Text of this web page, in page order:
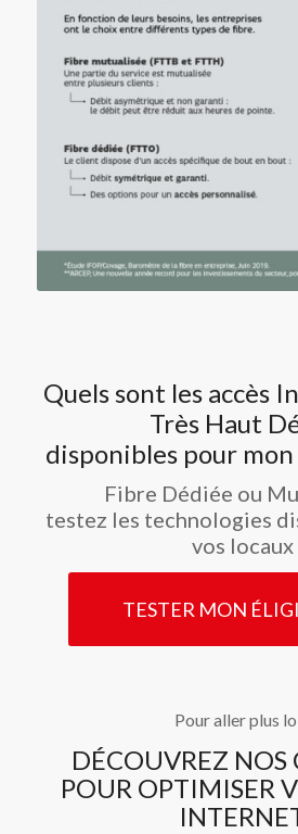
Quels sont les accès
Très Haut
disponibles pour
Fibre Dédiée ou
testez les technologies
vos locaux
TESTER MON
Pour aller plus
DÉCOUVREZ NOS
POUR OPTIMISER